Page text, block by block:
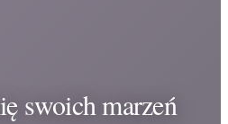
swoich marzeń